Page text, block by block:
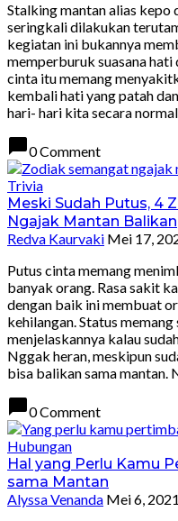
Stalking mantan alias kepo
seringkali dilakukan
kegiatan ini bukannya
memperburuk suasana
cinta itu memang
kembali hati yang patah
hari- hari kita secara
chat_bubble0 Comment
Trivia
Meski Sudah Putus, 4
Ngajak Mantan Balikan
Redva Kaurvaki Mei 17,
Putus cinta memang
banyak orang. Rasa sakit
dengan baik ini membuat
kehilangan. Status
menjelaskannya kalau
Nggak heran, meskipun
bisa balikan sama mantan.
chat_bubble0 Comment
Hubungan
Hal yang Perlu Kamu
sama Mantan
Alyssa Venanda Mei 6, 2021